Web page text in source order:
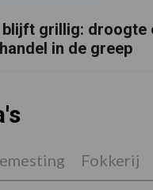
grillig: droogte
in de greep
Fokkerij